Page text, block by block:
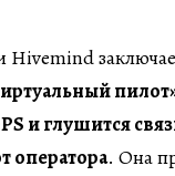
Hivemind
и глушится
оператора. Она